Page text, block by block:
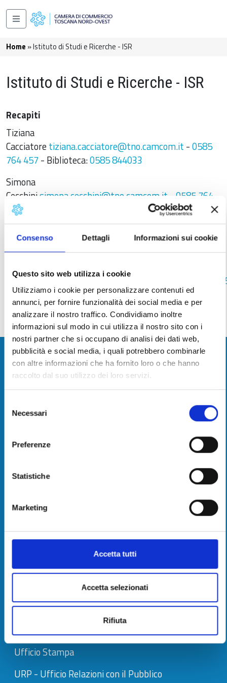
Consenso Dettagli Informazioni sui cookie
Questo sito web utilizza i cookie
Utilizziamo i cookie per personalizzare contenuti ed
annunci, per fornire funzionalità dei social media e per
analizzare il nostro traffico. Condividiamo inoltre
informazioni sul modo in cui utilizza il nostro sito con i
nostri partner che si occupano di analisi dei dati web,
pubblicità e social media, i quali potrebbero combinarle
con altre informazioni che ha fornito loro o che hanno
raccolto dal suo utilizzo dei loro servizi.
delNecessari
Preferenze
Statistiche
Marketing
Accetta tutti
Accetta selezionati
Rifiuta
Salta al contenuto principale
Navigazione principale
Briciole di pane
Home Istituto di Studi e Ricerche - ISR
Istituto di Studi e Ricerche - ISR
Recapiti
Tiziana
Cacciatoretiziana.cacciatore@tno.camcom.it -0585
764 457- Biblioteca:0585 844033
Simona
Cecchinisimona.cecchini@tno.camcom.it
0585 764
472
Massimo Marcesini
massimo.marcesini@tno.camcom.it-0585 764 468
Vergassolafrancesca.vergassola@tno.camcom.it
764 473
Aggiornato al09/10/2025 - 15:16
Camera di Commercio della Toscana
Nord-Ovest
Contatti
agricoltura della Toscana Nord-Ovest
PEC:
Codice fatturazione elettronica: 08LLZJ
IBAN e pagamenti informatici
Ufficio Stampa
URP - Ufficio Relazioni con il Pubblico